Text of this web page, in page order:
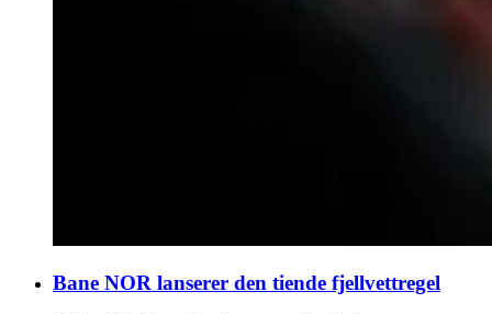
Bane NOR lanserer den tiende fjellvettregel